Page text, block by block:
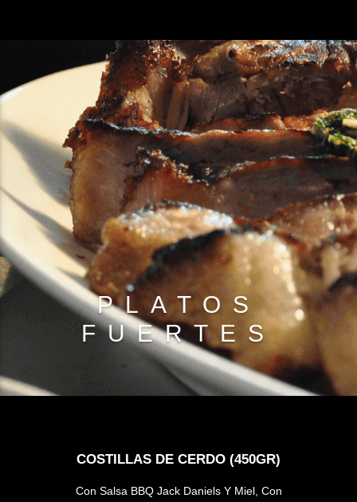
PLATOS
FUERTES
COSTILLAS DE CERDO (450GR)
Con Salsa BBQ Jack Daniels Y Miel, Con